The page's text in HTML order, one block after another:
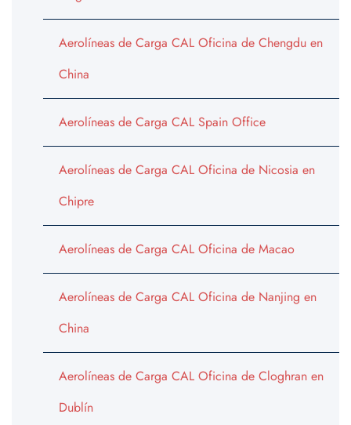
Aerolíneas de Carga CAL Oficina de Chengdu en
China
Aerolíneas de Carga CAL Spain Office
Aerolíneas de Carga CAL Oficina de Nicosia en
Chipre
Aerolíneas de Carga CAL Oficina de Macao
Aerolíneas de Carga CAL Oficina de Nanjing en
China
Aerolíneas de Carga CAL Oficina de Cloghran en
Dublín